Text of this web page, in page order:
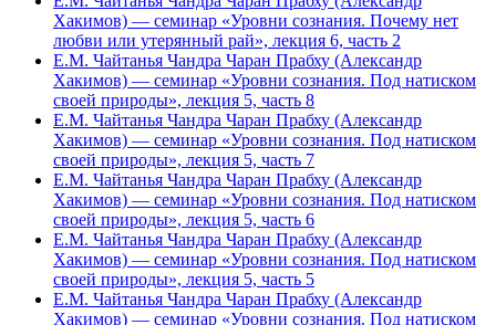
Хакимов) — семинар «Уровни сознания. Почему нет
любви или утерянный рай», лекция 6, часть 2
Е.М. Чайтанья Чандра Чаран Прабху (Александр
Хакимов) — cеминар «Уровни сознания. Под натиском
своей природы», лекция 5, часть 8
Е.М. Чайтанья Чандра Чаран Прабху (Александр
Хакимов) — cеминар «Уровни сознания. Под натиском
своей природы», лекция 5, часть 7
Е.М. Чайтанья Чандра Чаран Прабху (Александр
Хакимов) — cеминар «Уровни сознания. Под натиском
своей природы», лекция 5, часть 6
Е.М. Чайтанья Чандра Чаран Прабху (Александр
Хакимов) — cеминар «Уровни сознания. Под натиском
своей природы», лекция 5, часть 5
Е.М. Чайтанья Чандра Чаран Прабху (Александр
Хакимов) — cеминар «Уровни сознания. Под натиском